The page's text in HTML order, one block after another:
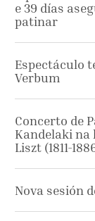
e 39 días
patinar
Espectáculo
Verbum
Concerto de
Kandelaki na
Liszt (1811-
Nova sesión